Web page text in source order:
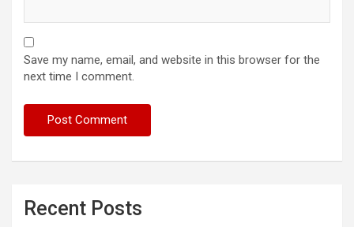
Save my name, email, and website in this browser for the
next time I comment.
Recent Posts